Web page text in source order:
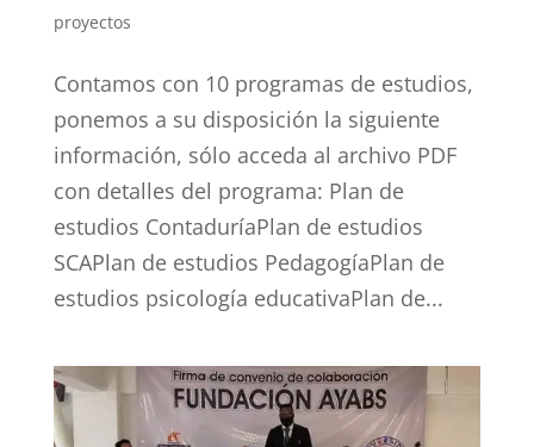
proyectos
Contamos con 10 programas de estudios,
ponemos a su disposición la siguiente
información, sólo acceda al archivo PDF
con detalles del programa: Plan de
estudios ContaduríaPlan de estudios
SCAPlan de estudios PedagogíaPlan de
estudios psicología educativaPlan de...